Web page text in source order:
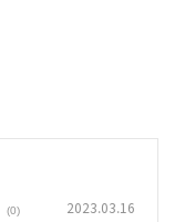
(0) 2023.03.16